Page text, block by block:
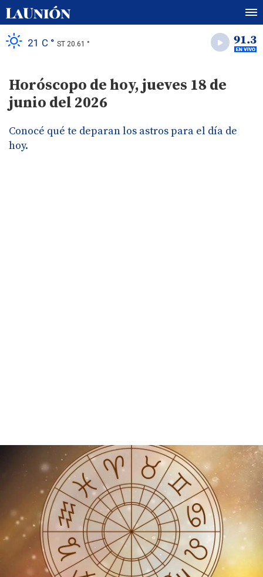
21 C ° ST 20.61 °
Horóscopo de hoy, jueves 18 de
junio del 2026
Conocé qué te deparan los astros para el día de
hoy.